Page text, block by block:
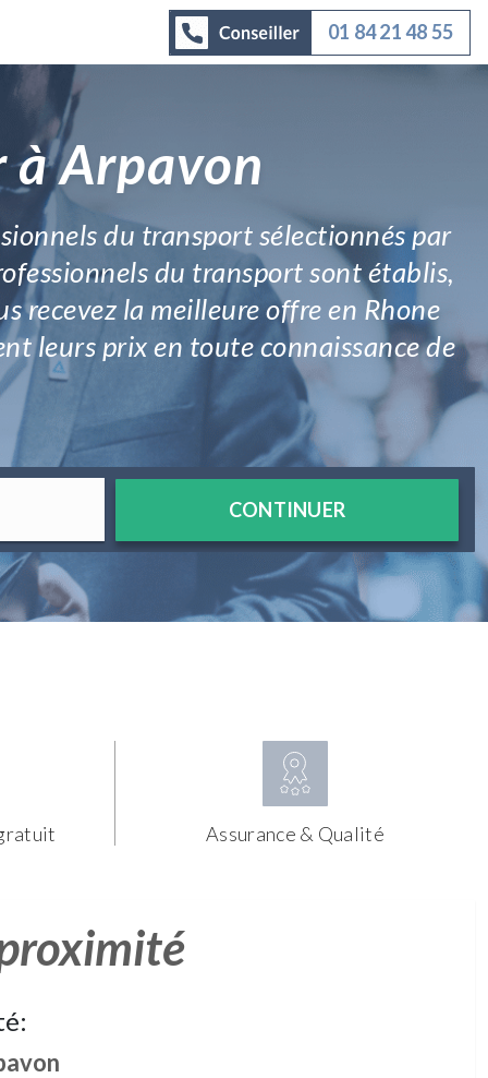
01 84 21 48 55
Arpavon
du transport sélectionnés par
du transport sont établis,
recevez la meilleure offre en Rhone
leurs prix en toute connaissance de
CONTINUER
Assurance & Qualité